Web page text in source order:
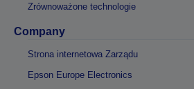
Zrównoważone technologie
Company
Strona internetowa Zarządu
Epson Europe Electronics